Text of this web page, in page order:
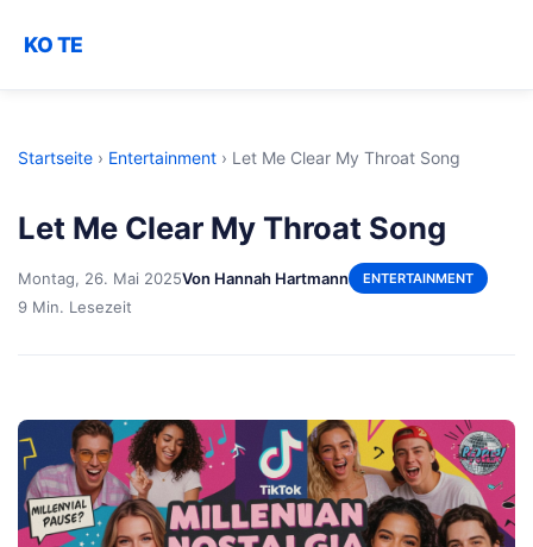
KO TE
Startseite › Entertainment › Let Me Clear My Throat Song
Let Me Clear My Throat Song
Montag, 26. Mai 2025Von Hannah Hartmann ENTERTAINMENT
9 Min. Lesezeit